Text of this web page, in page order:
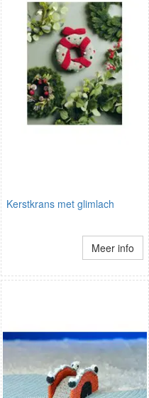
Kerstkrans met glimlach
Meer info